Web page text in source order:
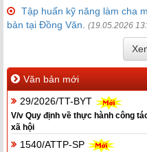
Tập huấn kỹ năng làm cha
bản tại Đồng Văn. (19.05.2026
Văn bản mới
29/2026/TT-BYT
V/v Quy định về thực hành công
xã hội
1540/ATTP-SP